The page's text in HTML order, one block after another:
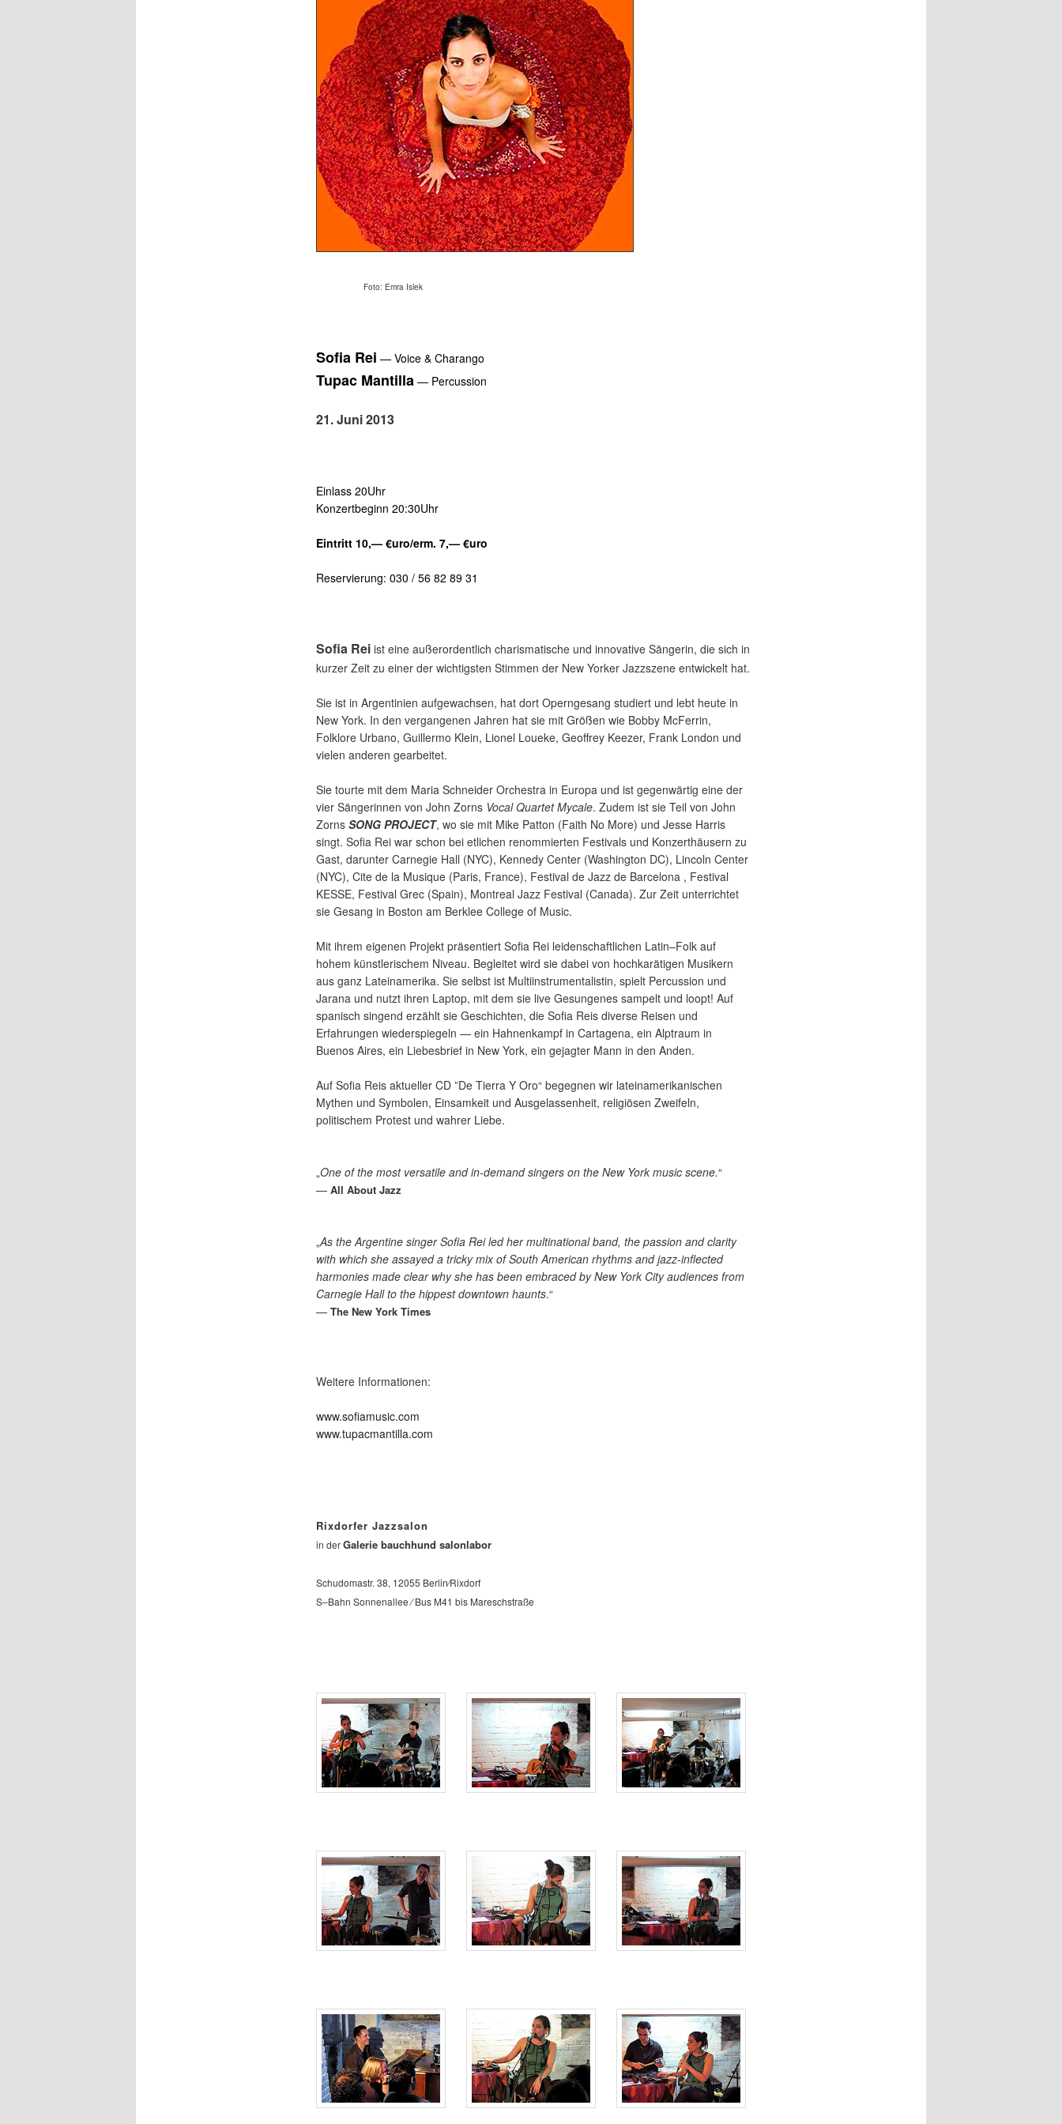
Foto: Emra Islek
Sofia Rei — Voice & Charango
Tupac Mantilla — Percussion
21. Juni 2013
Einlass 20Uhr
Konzertbeginn 20:30Uhr
Eintritt 10,— €uro/erm. 7,— €uro
Reservierung: 030 / 56 82 89 31
Sofia Reiist eine außerordentlich charismatische und innovative Sängerin, die sich in
kurzer Zeit zu einer der wichtigsten Stimmen der New Yorker Jazzszene entwickelt hat.
Sie ist in Argentinien aufgewachsen, hat dort Operngesang studiert und lebt heute in
New York. In den vergangenen Jahren hat sie mit Größen wie Bobby McFerrin,
Folklore Urbano, Guillermo Klein, Lionel Loueke, Geoffrey Keezer, Frank London und
vielen anderen gearbeitet.
Sie tourte mit dem Maria Schneider Orchestra in Europa und ist gegenwärtig eine der
vier Sängerinnen von John Zorns Vocal Quartet Mycale. Zudem ist sie Teil von John
Zorns SONG PROJECT, wo sie mit Mike Patton (Faith No More) und Jesse Harris
singt. Sofia Rei war schon bei etlichen renommierten Festivals und Konzerthäusern zu
Gast, darunter Carnegie Hall (NYC), Kennedy Center (Washington DC), Lincoln Center
(NYC), Cite de la Musique (Paris, France), Festival de Jazz de Barcelona , Festival
KESSE, Festival Grec (Spain), Montreal Jazz Festival (Canada). Zur Zeit unterrichtet
sie Gesang in Boston am Berklee College of Music.
Mit ihrem eigenen Projekt präsentiert Sofia Rei leidenschaftlichen Latin–Folk auf
hohem künstlerischem Niveau. Begleitet wird sie dabei von hochkarätigen Musikern
aus ganz Lateinamerika. Sie selbst ist Multiinstrumentalistin, spielt Percussion und
Jarana und nutzt ihren Laptop, mit dem sie live Gesungenes sampelt und loopt! Auf
spanisch singend erzählt sie Geschichten, die Sofia Reis diverse Reisen und
Erfahrungen wiederspiegeln — ein Hahnenkampf in Cartagena, ein Alptraum in
Buenos Aires, ein Liebesbrief in New York, ein gejagter Mann in den Anden.
Auf Sofia Reis aktueller CD ”De Tierra Y Oro“ begegnen wir lateinamerikanischen
Mythen und Symbolen, Einsamkeit und Ausgelassenheit, religiösen Zweifeln,
politischem Protest und wahrer Liebe.
„One of the most versatile and in-demand singers on the New York music scene.“
— All About Jazz
„As the Argentine singer Sofia Rei led her multinational band, the passion and clarity
with which she assayed a tricky mix of South American rhythms and jazz-inflected
harmonies made clear why she has been embraced by New York City audiences from
Carnegie Hall to the hippest downtown haunts.“
— The New York Times
Weitere Informationen:
www.sofiamusic.com
www.tupacmantilla.com
Rixdorfer Jazzsalon
in derGalerie bauchhund salonlabor
Schudomastr. 38, 12055 Berlin⁄Rixdorf
S–Bahn Sonnenallee ⁄ Bus M41 bis Mareschstraße